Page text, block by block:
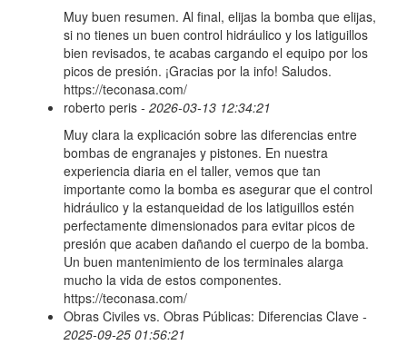
Muy buen resumen. Al final, elijas la bomba que elijas,
si no tienes un buen control hidráulico y los latiguillos
bien revisados, te acabas cargando el equipo por los
picos de presión. ¡Gracias por la info! Saludos.
https://teconasa.com/
roberto peris - 2026-03-13 12:34:21
Muy clara la explicación sobre las diferencias entre
bombas de engranajes y pistones. En nuestra
experiencia diaria en el taller, vemos que tan
importante como la bomba es asegurar que el control
hidráulico y la estanqueidad de los latiguillos estén
perfectamente dimensionados para evitar picos de
presión que acaben dañando el cuerpo de la bomba.
Un buen mantenimiento de los terminales alarga
mucho la vida de estos componentes.
https://teconasa.com/
Obras Civiles vs. Obras Públicas: Diferencias Clave -
2025-09-25 01:56:21